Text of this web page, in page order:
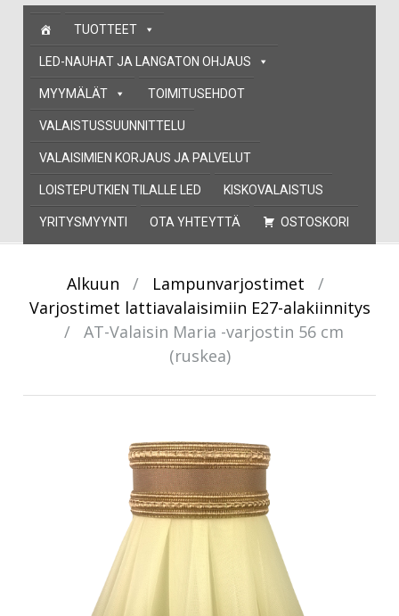
Skip
content
TUOTTEET
LED-NAUHAT JA LANGATON OHJAUS
MYYMÄLÄT TOIMITUSEHDOT
VALAISTUSSUUNNITTELU
VALAISIMIEN KORJAUS JA PALVELUT
LOISTEPUTKIEN TILALLE LED KISKOVALAISTUS
YRITYSMYYNTI OTA YHTEYTTÄ OSTOSKORI
Alkuun / Lampunvarjostimet
/
Varjostimet lattiavalaisimiin E27-alakiinnitys
/
AT-Valaisin Maria -varjostin 56 cm
(ruskea)